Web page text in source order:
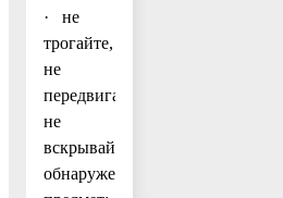
· не
трогайте,
не
передвигайте,
не
вскрывайте
обнаруженный